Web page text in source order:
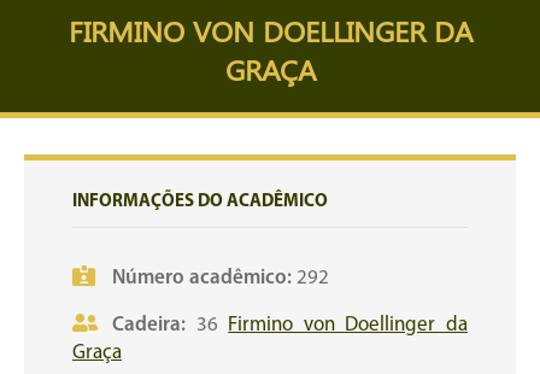
FIRMINO VON DOELLINGER DA
GRAÇA
INFORMAÇÕES DO ACADÊMICO
Número acadêmico: 292
Cadeira: 36
Firmino von Doellinger da
Graça